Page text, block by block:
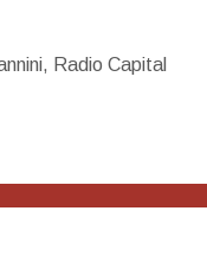
, Radio Capital